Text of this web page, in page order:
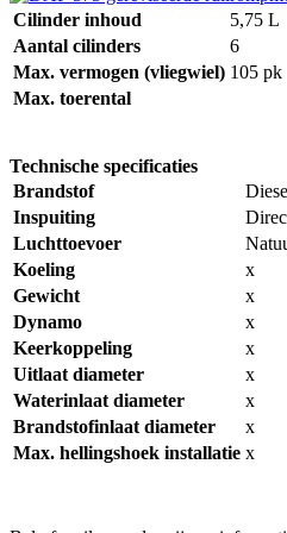
Cilinder inhoud
5,75 L
Aantal cilinders
6
Max. vermogen (vliegwiel) 105 pk
Max. toerental
Technische specificaties
Brandstof
Inspuiting
Luchttoevoer
Koeling
x
Gewicht
x
Dynamo
x
Keerkoppeling
x
Uitlaat diameter
x
Waterinlaat diameter
x
Brandstofinlaat diameter
x
Max. hellingshoek installatie x